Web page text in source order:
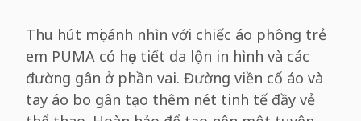
Thu hút mọi ánh nhìn với chiếc áo phông trẻ
em PUMA có họa tiết da lộn in hình và các
đường gân ở phần vai. Đường viền cổ áo và
tay áo bo gân tạo thêm nét tinh tế đầy vẻ